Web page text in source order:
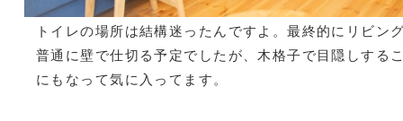
トイレの場所は結構迷ったんですよ。最終的にリビン
普通に壁で仕切る予定でしたが、木格子で目隠しする
にもなって気に入ってます。